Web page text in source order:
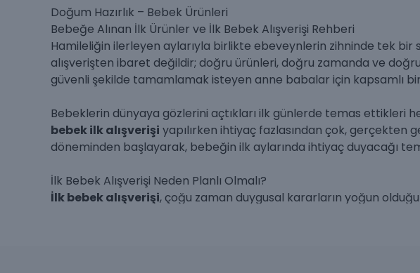
Doğum Hazırlık – Bebek Ürünleri
Bebeğe Alınan İlk Ürünler ve İlk Bebek Alışverişi Rehberi
Hamileliğin ilerleyen aylarıyla birlikte ebeveynlerin zihninde tek bir
alışverişten ibaret değildir; doğru ürünleri, doğru zamanda ve
güvenli şekilde tamamlamak isteyen anne babalar için kapsamlı
Bebeklerin dünyaya gözlerini açtıkları ilk günlerde temas ettikleri
bebek ilk alışverişi yapılırken ihtiyaç fazlasından çok, gerçekten
döneminden başlayarak, bebeğin ilk aylarında ihtiyaç duyacağı
İlk Bebek Alışverişi Neden Planlı Olmalı?
İlk bebek alışverişi, çoğu zaman duygusal kararların yoğun